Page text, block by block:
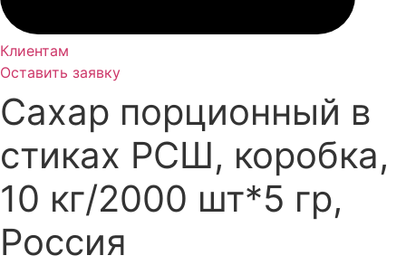
Клиентам
Оставить заявку
Сахар порционный в
стиках РСШ, коробка,
10 кг/2000 шт*5 гр,
Россия